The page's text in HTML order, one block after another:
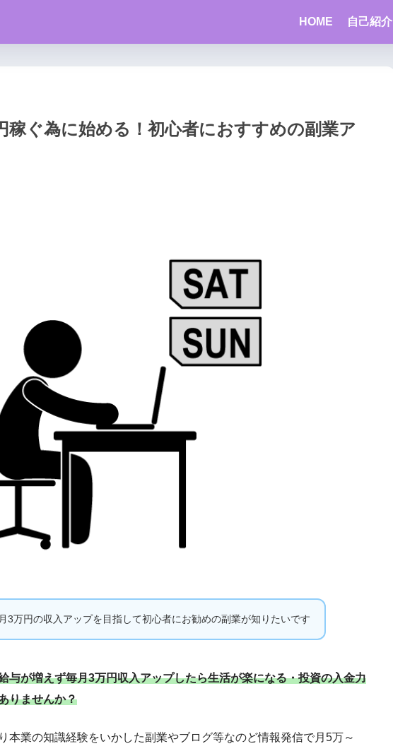
HOME 自己紹介
稼ぐ為に始める！初心者におすすめの副業ア
3万円の収入アップを目指して初心者にお勧めの副業が知りたいです
与が増えず毎月3万円収入アップしたら生活が楽になる・投資の入金力
りませんか？
本業の知識経験をいかした副業やブログ等なのど情報発信で月5万～